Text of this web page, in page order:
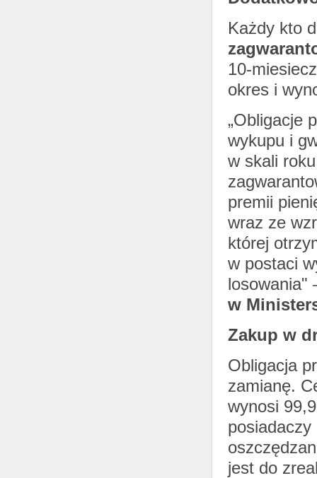
Każdy kto
10-
okres i
„Obligacje
wykupu i
w skali
premii
wraz ze
której
w postaci
losowania"
w
Zakup w
Obligacja
zamianę.
wynosi
jest do